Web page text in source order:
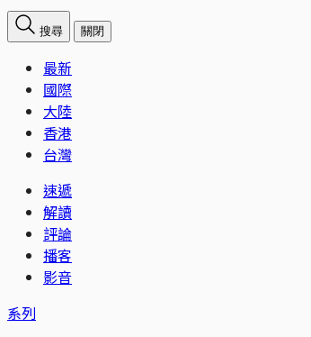
搜尋 關閉
最新
國際
大陸
香港
台灣
速遞
解讀
評論
播客
影音
系列